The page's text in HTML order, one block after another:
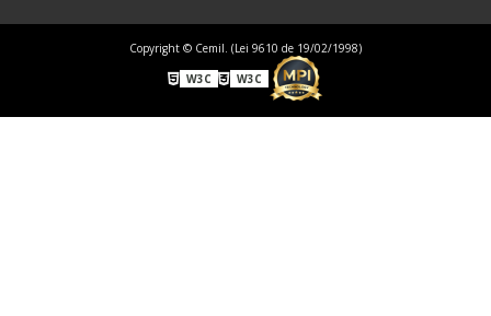
Copyright © Cemil. (Lei 9610 de 19/02/1998)
W3C
W3C